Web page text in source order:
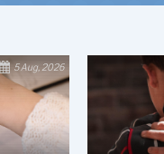
5 Aug, 2026